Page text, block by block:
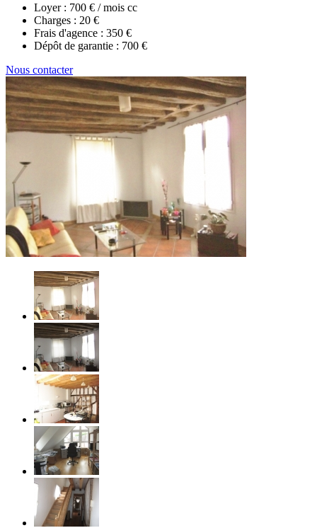
Loyer : 700 € / mois cc
Charges : 20 €
Frais d'agence : 350 €
Dépôt de garantie : 700 €
Nous contacter